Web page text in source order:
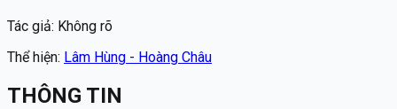
Tác giả: Không rõ
Thể hiện: Lâm Hùng - Hoàng Châu
THÔNG TIN